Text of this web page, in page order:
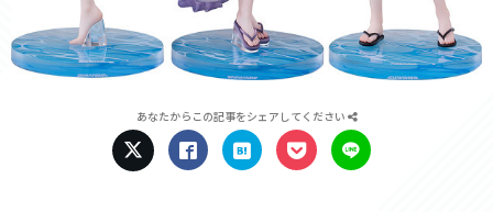
あなたからこの記事をシェアしてください